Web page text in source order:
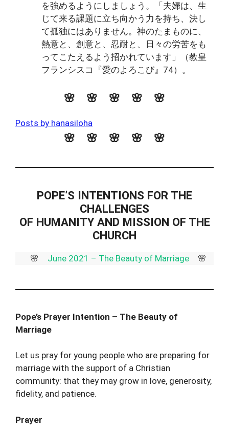
を強めるようにしましょう。「夫婦は、生
じて来る課題に立ち向かう力を持ち、決し
て孤独にはありません。神のたまものに、
熱意と、創意と、忍耐と、日々の労苦をも
ってこたえるよう招かれています」（教皇
フランシスコ『愛のよろこび』74）。
🌸 🌸 🌸 🌸 🌸
Posts by hanasiloha
🌸 🌸 🌸 🌸 🌸
POPE’S INTENTIONS FOR THE
CHALLENGES
OF HUMANITY AND MISSION OF THE
CHURCH
June 2021 – The Beauty of Marriage🌸
Pope’s Prayer Intention – The Beauty of
Marriage
Let us pray for young people who are preparing for
marriage with the support of a Christian
community: that they may grow in love, generosity,
fidelity, and patience.
Prayer